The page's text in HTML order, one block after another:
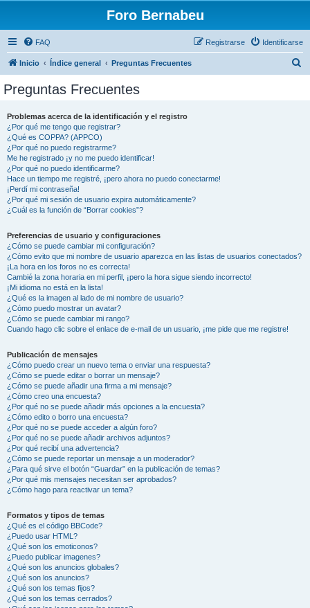
Foro Bernabeu
FAQ Identificarse
Registrarse
Inicio Índice general Preguntas Frecuentes
Preguntas Frecuentes
Problemas acerca de la identificación y el registro
¿Por qué me tengo que registrar?
¿Qué es COPPA? (APPCO)
¿Por qué no puedo registrarme?
Me he registrado ¡y no me puedo identificar!
¿Por qué no puedo identificarme?
Hace un tiempo me registré, ¡pero ahora no puedo conectarme!
¡Perdí mi contraseña!
¿Por qué mi sesión de usuario expira automáticamente?
¿Cuál es la función de “Borrar cookies”?
Preferencias de usuario y configuraciones
¿Cómo se puede cambiar mi configuración?
¿Cómo evito que mi nombre de usuario aparezca en las listas de usuarios conectados?
¡La hora en los foros no es correcta!
Cambié la zona horaria en mi perfil, ¡pero la hora sigue siendo incorrecto!
¡Mi idioma no está en la lista!
¿Qué es la imagen al lado de mi nombre de usuario?
¿Cómo puedo mostrar un avatar?
¿Cómo se puede cambiar mi rango?
Cuando hago clic sobre el enlace de e-mail de un usuario, ¡me pide que me registre!
Publicación de mensajes
¿Cómo puedo crear un nuevo tema o enviar una respuesta?
¿Cómo se puede editar o borrar un mensaje?
¿Cómo se puede añadir una firma a mi mensaje?
¿Cómo creo una encuesta?
¿Por qué no se puede añadir más opciones a la encuesta?
¿Cómo edito o borro una encuesta?
¿Por qué no se puede acceder a algún foro?
¿Por qué no se puede añadir archivos adjuntos?
¿Por qué recibí una advertencia?
¿Cómo se puede reportar un mensaje a un moderador?
¿Para qué sirve el botón “Guardar” en la publicación de temas?
¿Por qué mis mensajes necesitan ser aprobados?
¿Cómo hago para reactivar un tema?
Formatos y tipos de temas
¿Qué es el código BBCode?
¿Puedo usar HTML?
¿Qué son los emoticonos?
¿Puedo publicar imagenes?
¿Qué son los anuncios globales?
¿Qué son los anuncios?
¿Qué son los temas fijos?
¿Qué son los temas cerrados?